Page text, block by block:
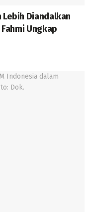
Diandalkan
Ungkap